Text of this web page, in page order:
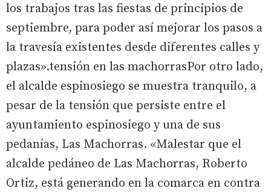
los trabajos tras las fiestas de principios de
septiembre, para poder así mejorar los pasos a
la travesía existentes desde diferentes calles y
plazas».tensión en las machorrasPor otro lado,
el alcalde espinosiego se muestra tranquilo, a
pesar de la tensión que persiste entre el
ayuntamiento espinosiego y una de sus
pedanías, Las Machorras. «Malestar que el
alcalde pedáneo de Las Machorras, Roberto
Ortiz, está generando en la comarca en contra